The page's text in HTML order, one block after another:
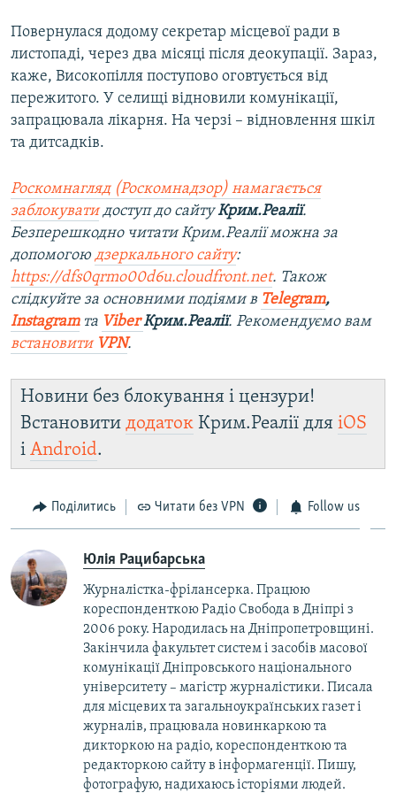
Повернулася додому секретар місцевої ради в
листопаді, через два місяці після деокупації. Зараз,
каже, Високопілля поступово оговтується від
пережитого. У селищі відновили комунікації,
запрацювала лікарня. На черзі – відновлення шкіл
та дитсадків.
Роскомнагляд (Роскомнадзор) намагається
заблокуватидоступ до сайтуКрим.Реалії.
Безперешкодно читати Крим.Реалії можна за
допомогою дзеркального сайту:
https://dfs0qrmo00d6u.cloudfront.net. Також
слідкуйте за основними подіями в Telegram,
Instagramта ViberКрим.Реалії. Рекомендуємо вам
встановити VPN.
Новини без блокування і цензури!
Встановити додаток Крим.Реалії для iOS
і Android.
Поділитись Читати без VPN Follow us
Юлія Рацибарська
Журналістка-фрілансерка. Працюю
кореспонденткою Радіо Свобода в Дніпрі з
2006 року. Народилась на Дніпропетровщині.
Закінчила факультет систем і засобів масової
комунікації Дніпровського національного
університету – магістр журналістики. Писала
для місцевих та загальноукраїнських газет і
журналів, працювала новинкаркою та
дикторкою на радіо, кореспонденткою та
редакторкою сайту в інформагенції. Пишу,
фотографую, надихаюсь історіями людей.